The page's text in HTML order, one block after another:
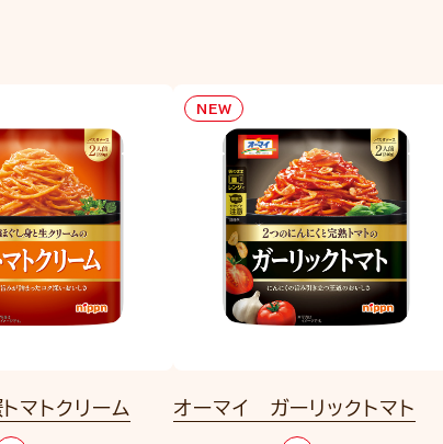
マトクリーム
NEW
オーマイ ガーリックトマト